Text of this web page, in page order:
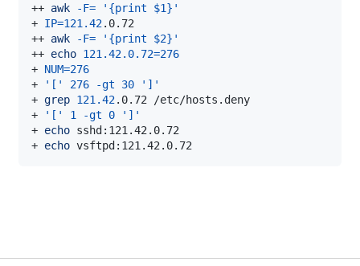
++ awk -F=
'{print $1}'
+ IP=121.42
++ awk -F=
'{print $2}'
++ echo 121.42.0.72=276
+ NUM=276
+
'[' 276 -gt 30
']'
+ grep 121.42
+
'[' 1 -gt 0
']'
+ echo
+ echo